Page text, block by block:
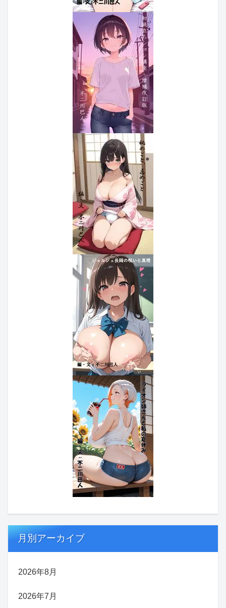
月別アーカイブ
2026年8月
2026年7月